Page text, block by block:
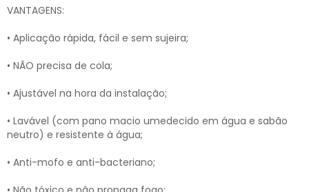
VANTAGENS:
• Aplicação rápida, fácil e sem sujeira;
• NÃO precisa de cola;
• Ajustável na hora da instalação;
• Lavável (com pano macio umedecido em água e sabão
neutro) e resistente à água;
• Anti-mofo e anti-bacteriano;